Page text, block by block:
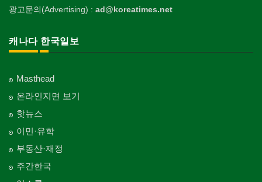
광고문의(Advertising) : ad@koreatimes.net
캐나다 한국일보
Masthead
온라인지면 보기
핫뉴스
이민·유학
부동산·재정
주간한국